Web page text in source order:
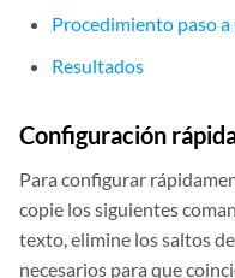
Procedimiento paso a
Resultados
Configuración
Para configurar
copie los siguientes
texto, elimine los saltos
necesarios para que